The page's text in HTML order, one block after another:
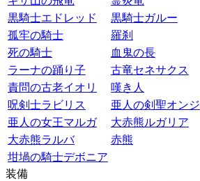
黒騎士エドレッド
黒騎士ガルー
孤牢の騎士
羅刹
死の騎士
血鬼の長
ラーナの踊り子
古竜セネサクス
責問の古老イオリ
嘆き人
呪剣士ラビリス
亜人の剣聖オンジ
亜人の女王マルガ
大赤熊ルガリア
大赤熊ラルバ
赤熊
坩堝の騎士デボニア
装備